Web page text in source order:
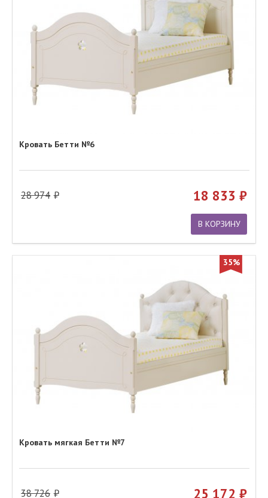
Кровать Бетти №6
28 974 18 833
В КОРЗИНУ
35%
Кровать мягкая Бетти №7
38 726 25 172